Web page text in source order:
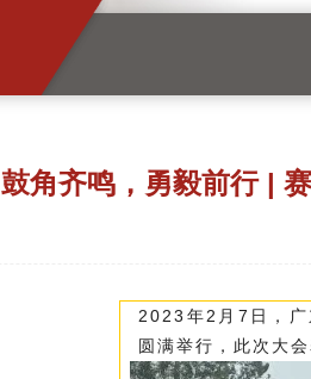
鼓角齐鸣，勇毅前行 |
2023年2月7日，
圆满举行，此次大